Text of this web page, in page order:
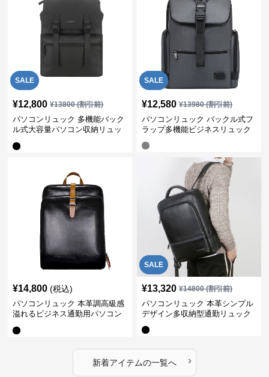
SALE
¥12,800 ¥13800(割引前)
パソコンリュック 多機能バック
ル式大容量パソコン収納リュッ
SALE
¥12,580 ¥13980(割引前)
パソコンリュック バックル式フ
ラップ多機能ビジネスリュック
¥14,800 (税込)
パソコンリュック 本革調高級感
溢れるビジネス通勤用パソコン
SALE
¥13,320 ¥14800(割引前)
パソコンリュック 本革シンプル
デザイン多収納型通勤リュック
新着アイテムの一覧へ ›